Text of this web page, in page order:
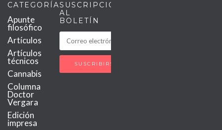
CATEGORÍAS
Apunte
filosófico
Artículos
Artículos
técnicos
Cannabis
Columna
Doctor
Vergara
Edición
impresa
SUSCRIPCIÓN
AL
BOLETÍN